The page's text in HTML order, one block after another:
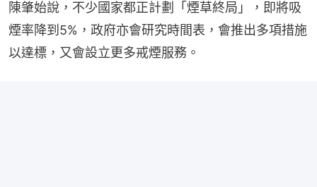
陳肇始說，不少國家都正計劃「煙草終局」，即將吸
煙率降到5%，政府亦會研究時間表，會推出多項措施
以達標，又會設立更多戒煙服務。